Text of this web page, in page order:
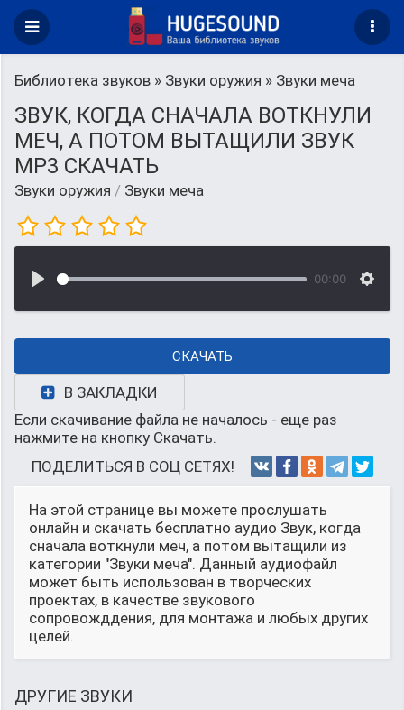
Библиотека звуков » Звуки оружия » Звуки меча
ЗВУК, КОГДА СНАЧАЛА ВОТКНУЛИ
МЕЧ, А ПОТОМ ВЫТАЩИЛИ ЗВУК
MP3 СКАЧАТЬ
Звуки оружия / Звуки меча
00:00
СКАЧАТЬ
В ЗАКЛАДКИ
Если скачивание файла не началось - еще раз
нажмите на кнопку Скачать.
ПОДЕЛИТЬСЯ В СОЦ СЕТЯХ!
На этой странице вы можете прослушать
онлайн и скачать бесплатно аудио Звук, когда
сначала воткнули меч, а потом вытащили из
категории "Звуки меча". Данный аудиофайл
может быть использован в творческих
проектах, в качестве звукового
сопровожддения, для монтажа и любых других
целей.
ДРУГИЕ ЗВУКИ